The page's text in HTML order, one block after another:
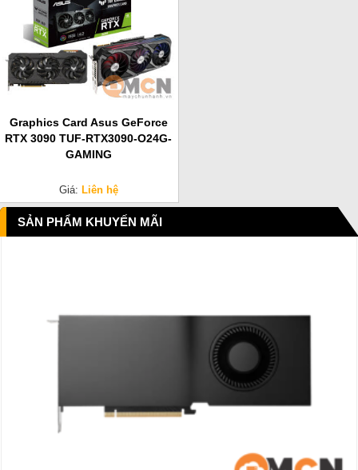
Graphics Card Asus GeForce
RTX 3090 TUF-RTX3090-O24G-
GAMING
Giá: Liên hệ
SẢN PHẨM KHUYẾN MÃI